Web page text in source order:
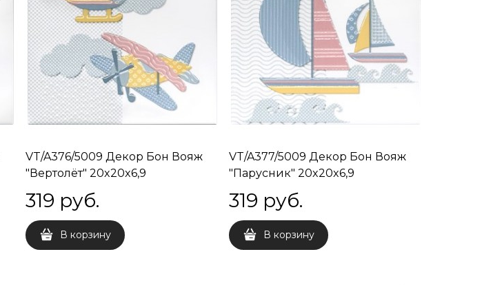
VT/A376/5009 Декор Бон Вояж
"Вертолёт" 20x20x6,9
319 руб.
В корзину
VT/A377/5009 Декор Бон Вояж
"Парусник" 20x20x6,9
319 руб.
В корзину